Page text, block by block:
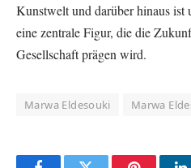
Kunstwelt und darüber hinaus ist
eine zentrale Figur, die die
Gesellschaft prägen wird.
Marwa Eldesouki Marwa